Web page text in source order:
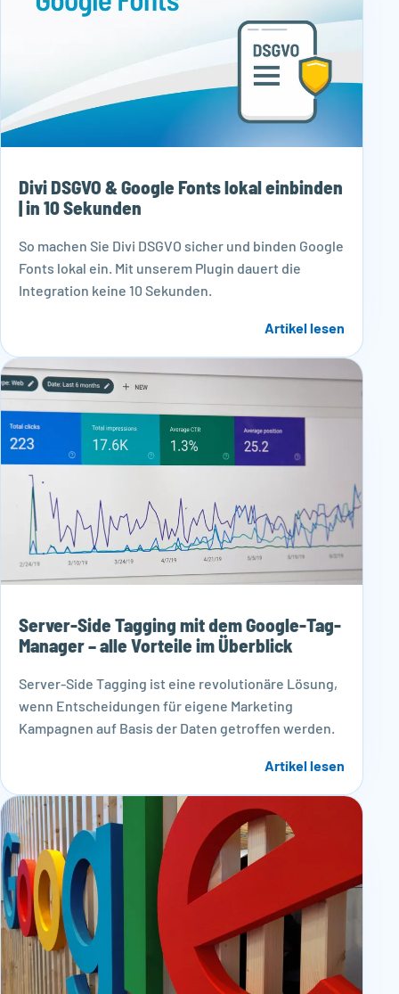
Divi DSGVO & Google Fonts lokal einbinden
| in 10 Sekunden
So machen Sie Divi DSGVO sicher und binden Google
Fonts lokal ein. Mit unserem Plugin dauert die
Integration keine 10 Sekunden.
Artikel lesen
Server-Side Tagging mit dem Google-Tag-
Manager – alle Vorteile im Überblick
Server-Side Tagging ist eine revolutionäre Lösung,
wenn Entscheidungen für eigene Marketing
Kampagnen auf Basis der Daten getroffen werden.
Artikel lesen